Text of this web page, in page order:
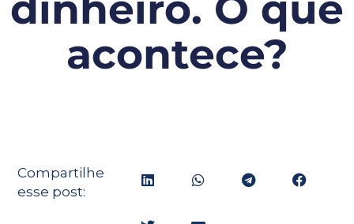
acontece?
Compartilhe
esse post: